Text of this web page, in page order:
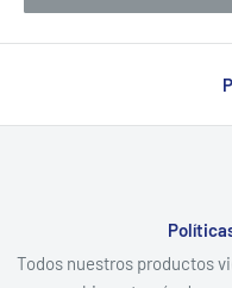
Todos nuestros productos